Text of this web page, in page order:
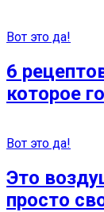
Вот это да!
6
которое
Вот это да!
Это
просто